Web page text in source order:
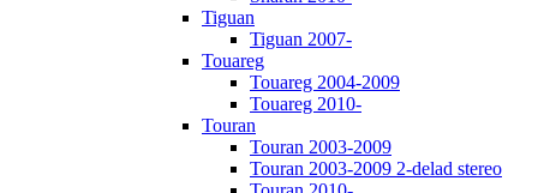
Tiguan
Tiguan 2007-
Touareg
Touareg 2004-2009
Touareg 2010-
Touran
Touran 2003-2009
Touran 2003-2009 2-delad stereo